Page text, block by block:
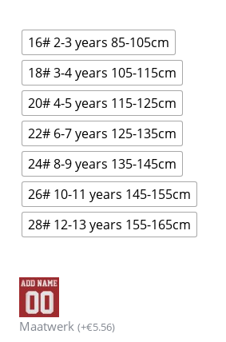
16# 2-3 years 85-105cm
18# 3-4 years 105-115cm
20# 4-5 years 115-125cm
22# 6-7 years 125-135cm
24# 8-9 years 135-145cm
26# 10-11 years 145-155cm
28# 12-13 years 155-165cm
Maatwerk (+€5.56)